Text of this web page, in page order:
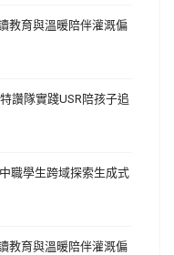
教育與溫暖陪伴灌溉偏
讚隊實踐USR陪孩子追
職學生跨域探索生成式
教育與溫暖陪伴灌溉偏